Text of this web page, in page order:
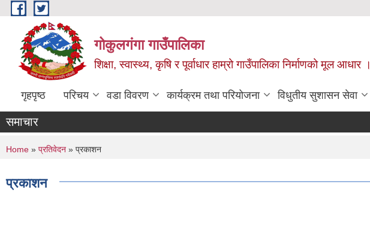
Skip to main content
गोकुलगंगा गाउँपालिका
शिक्षा, स्वास्थ्य, कृषि र पूर्वाधार हाम्रो गाउँपालिका निर्माणको मूल आधार ।
गृहपृष्ठ परिचय वडा विवरण कार्यक्रम तथा परियोजना विधुतीय सुशासन सेवा
समाचार
You are here
Home » प्रतिवेदन » प्रकाशन
प्रकाशन